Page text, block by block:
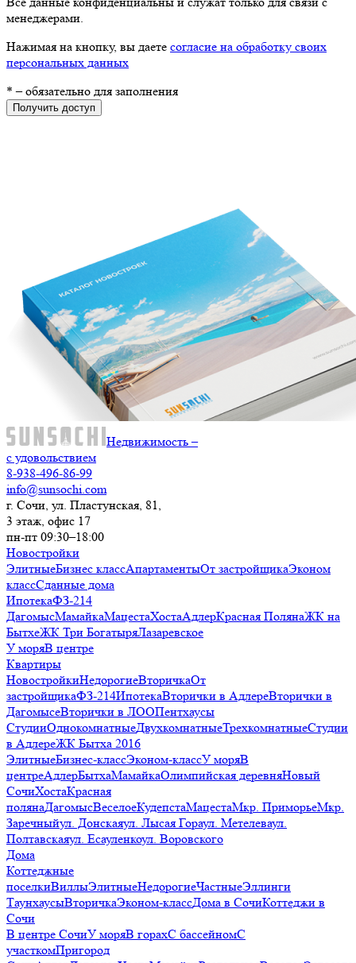
менеджерами.
Нажимая на кнопку, вы даете согласие на обработку своих
персональных данных
* – обязательно для заполнения
Получить доступ
Недвижимость –
с удовольствием
8-938-496-86-99
info@sunsochi.com
г. Сочи, ул. Пластунская, 81,
3 этаж, офис 17
пн-пт 09:30–18:00
Новостройки
ЭлитныеБизнес классАпартаментыОт застройщикаЭконом
классСданные дома
ИпотекаФЗ-214
ДагомысМамайкаМацестаХостаАдлерКрасная ПолянаЖК на
БытхеЖК Три БогатыряЛазаревское
У моряВ центре
Квартиры
НовостройкиНедорогиеВторичкаОт
застройщикаФЗ-214ИпотекаВторички в АдлереВторички в
ДагомысеВторички в ЛООПентхаусы
СтудииОднокомнатныеДвухкомнатныеТрехкомнатныеСтудии
в АдлереЖК Бытха 2016
ЭлитныеБизнес-классЭконом-классУ моряВ
центреАдлерБытхаМамайкаОлимпийская деревняНовый
СочиХостаКрасная
полянаДагомысВеселоеКудепстаМацестаМкр. ПриморьеМкр.
Заречныйул. Донскаяул. Лысая Гораул. Метелеваул.
Полтавскаяул. Есауленкоул. Воровского
Дома
Коттеджные
поселкиВиллыЭлитныеНедорогиеЧастныеЭллинги
ТаунхаусыВторичкаЭконом-классДома в СочиКоттеджи в
Сочи
В центре СочиУ моряВ горахС бассейномС
участкомПригород